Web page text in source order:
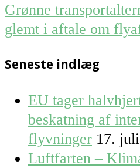
Grønne
glemt i aftale om
Seneste indlæg
EU tager
beskatning af
flyvninger 17.
Luftfarten –